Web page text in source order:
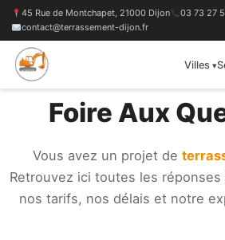
45 Rue de Montchapet, 21000 Dijon
03 73 27
contact@terrassement-dijon.fr
Villes
Foire Aux
Vous avez un projet de
Retrouvez ici toutes les
nos tarifs, nos délais et notre